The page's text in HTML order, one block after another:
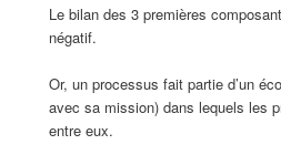
Le bilan des 3 premières
négatif.
Or, un processus fait partie d’un
avec sa mission) dans lequels les
entre eux.